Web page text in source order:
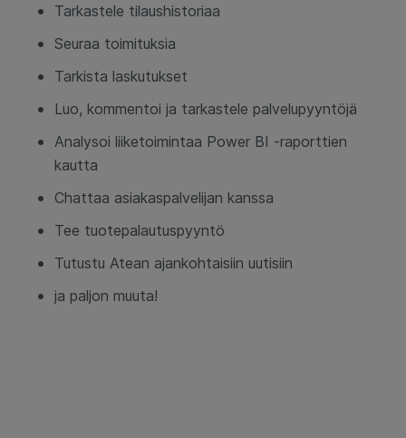
Tarkastele tilaushistoriaa
Seuraa toimituksia
Tarkista laskutukset
Luo, kommentoi ja tarkastele palvelupyyntöjä
Analysoi liiketoimintaa Power BI -raporttien
kautta
Chattaa asiakaspalvelijan kanssa
Tee tuotepalautuspyyntö
Tutustu Atean ajankohtaisiin uutisiin
ja paljon muuta!